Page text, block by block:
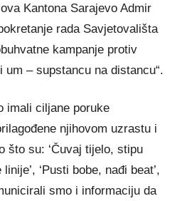
Kantona Sarajevo Admir
rada Savjetovališta
kampanje protiv
um – supstancu na distancu“.
imali ciljane poruke
njihovom uzrastu i
što su: ‘Čuvaj tijelo, stipu
‘Pusti bobe, nađi beat’,
smo i informaciju da